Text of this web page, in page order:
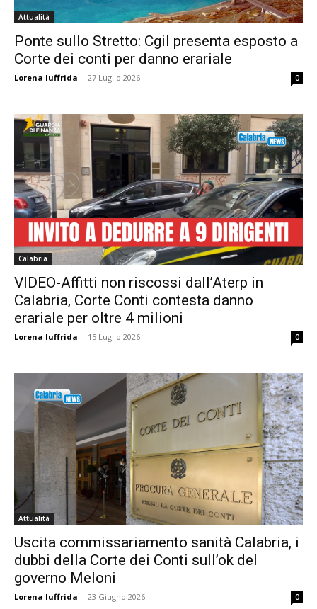
Attualità
Ponte sullo Stretto: Cgil presenta esposto a
Corte dei conti per danno erariale
Lorena Iuffrida - 27 Luglio 2026 0
Calabria
VIDEO-Affitti non riscossi dall’Aterp in
Calabria, Corte Conti contesta danno
erariale per oltre 4 milioni
Lorena Iuffrida - 15 Luglio 2026 0
Attualità
Uscita commissariamento sanità Calabria, i
dubbi della Corte dei Conti sull’ok del
governo Meloni
Lorena Iuffrida - 23 Giugno 2026 0